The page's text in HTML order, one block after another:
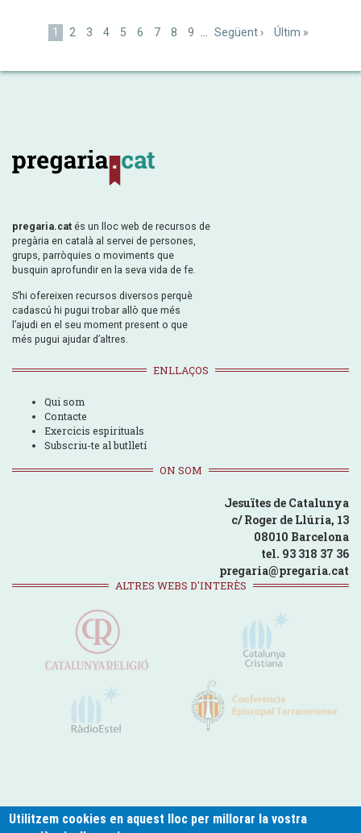
Pàgina
1 Pàgina
2 Pàgina
3 Pàgina
4 Pàgina
5 Pàgina
6 Pàgina
7 Pàgina
8 Pàgina
9
Pàgina
Següent ›
Última
Últim »
pregaria.cat és un lloc web de recursos de
pregària en català al servei de persones,
grups, parròquies o moviments que
busquin aprofundir en la seva vida de fe.
S’hi ofereixen recursos diversos perquè
cadascú hi pugui trobar allò que més
l’ajudi en el seu moment present o que
més pugui ajudar d’altres.
ENLLAÇOS
Qui som
Contacte
Exercicis espirituals
Subscriu-te al butlletí
ON SOM
Jesuïtes de Catalunya
c/ Roger de Llúria, 13
08010 Barcelona
tel. 93 318 37 36
pregaria@pregaria.cat
ALTRES WEBS D'INTERÈS
Utilitzem cookies en aquest lloc per millorar la vostra